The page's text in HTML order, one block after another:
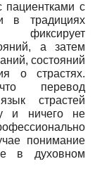
пациентками с
в традициях
фиксирует
а затем
состояний
о страстях.
перевод
страстей
и ничего не
понимание
в духовном